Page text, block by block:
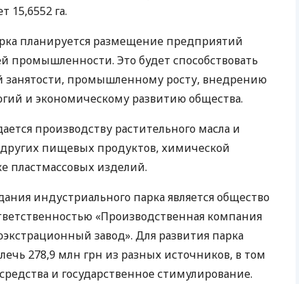
15,6552 га.
планируется размещение предприятий
промышленности. Это будет способствовать
занятости, промышленному росту, внедрению
и экономическому развитию общества.
производству растительного масла и
пищевых продуктов, химической
пластмассовых изделий.
индустриального парка является общество
«Производственная компания
завод». Для развития парка
278,9 млн грн из разных источников, в том
и государственное стимулирование.